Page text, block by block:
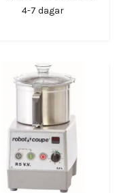
4-7 dagar